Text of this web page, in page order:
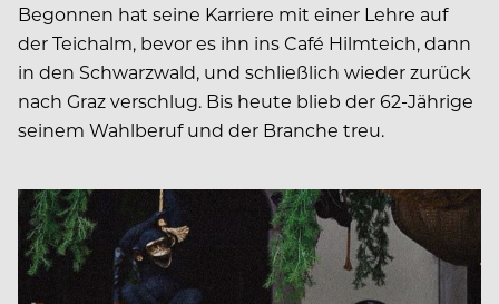
Begonnen hat seine Karriere mit einer Lehre auf
der Teichalm, bevor es ihn ins Café Hilmteich, dann
in den Schwarzwald, und schließlich wieder zurück
nach Graz verschlug. Bis heute blieb der 62-Jährige
seinem Wahlberuf und der Branche treu.